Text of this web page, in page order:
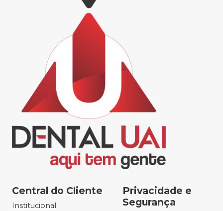
Central do Cliente
Institucional
Privacidade e
Segurança